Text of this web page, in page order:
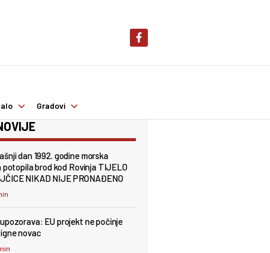
Gradovi
dan 1992. godine morska
potopila brod kod Rovinja TIJELO
NIKAD NIJE PRONAĐENO
EU projekt ne počinje
novac